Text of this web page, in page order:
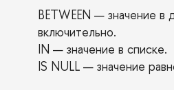
BETWEEN — значение в
включительно.
IN — значение в списке.
IS NULL — значение